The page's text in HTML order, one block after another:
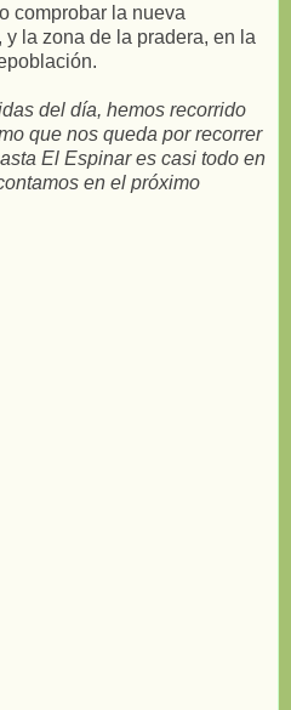
comprobar la nueva
la zona de la pradera, en la
del día, hemos recorrido
que nos queda por recorrer
El Espinar es casi todo en
en el próximo